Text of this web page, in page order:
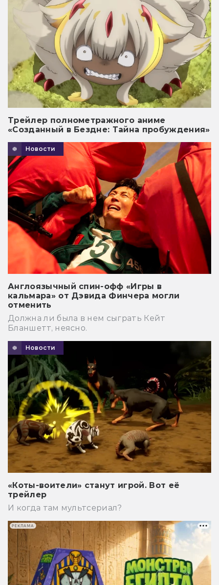
Трейлер полнометражного аниме
«Созданный в Бездне: Тайна пробуждения»
Новости
Англоязычный спин-офф «Игры в
кальмара» от Дэвида Финчера могли
отменить
Должна ли была в нем сыграть Кейт
Бланшетт, неясно.
Новости
«Коты-воители» станут игрой. Вот её
трейлер
И когда там мультсериал?
РЕКЛАМА